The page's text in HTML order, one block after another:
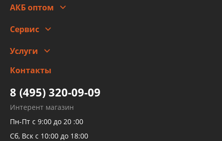
Гарантии и возврат
АКБ оптом
Сервис
Заправка кондиционера авто
Детейлинг
Услуги
высокого давления
Тормозных трубок
Рукавов гидроусилителей
Рукавов компрессоров и турбин
Трубок кондиционеров
Контакты
8 (495) 320-09-09
Интерент магазин
Пн-Пт с 9:00 до 20 :00
Сб, Вск с 10:00 до 18:00